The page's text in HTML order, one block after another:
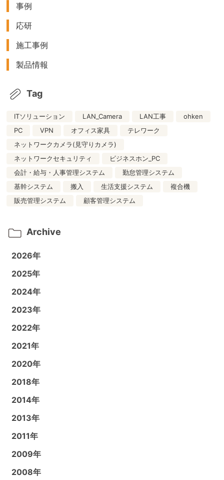
事例
応研
施工事例
製品情報
Tag
ITソリューション LAN_Camera LAN工事
ohken
PC
VPN オフィス家具
テレワーク
ネットワークカメラ(見守りカメラ)
ネットワークセキュリティ
ビジネスホン_PC
会計・給与・人事管理システム
勤怠管理システム
基幹システム
搬入 生活支援システム
複合機
販売管理システム
顧客管理システム
Archive
2026年
2025年
2024年
2023年
2022年
2021年
2020年
2018年
2014年
2013年
2011年
2009年
2008年